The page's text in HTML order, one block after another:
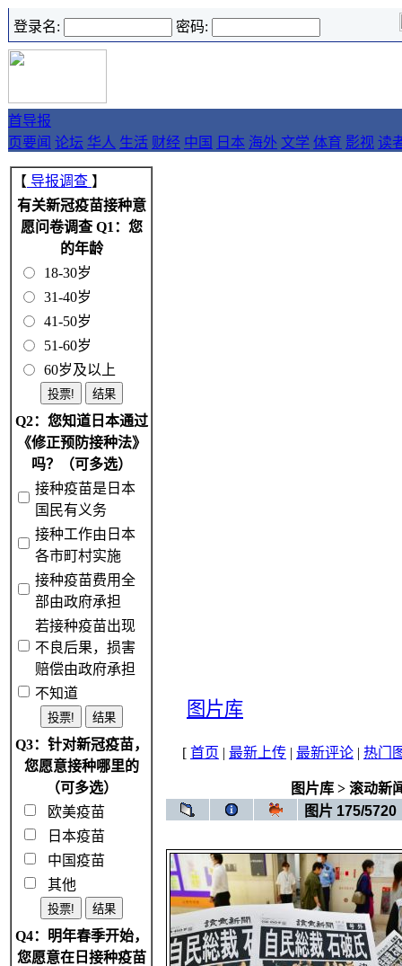
登录名: 密码:
首
页
导报
要闻 论坛 华人 生活 财经 中国 日本 海外 文学 体育 影视 读
【 导报调查 】
有关新冠疫苗接种意
愿问卷调查 Q1：您
的年龄
18-30岁
31-40岁
41-50岁
51-60岁
60岁及以上
Q2：您知道日本通过
《修正预防接种法》
吗？（可多选）
接种疫苗是日本
国民有义务
接种工作由日本
各市町村实施
接种疫苗费用全
部由政府承担
若接种疫苗出现
不良后果，损害
赔偿由政府承担
不知道
Q3：针对新冠疫苗，
您愿意接种哪里的
（可多选）
欧美疫苗
日本疫苗
中国疫苗
其他
Q4：明年春季开始，
您愿意在日接种疫苗
图片库
[ 首页 | 最新上传 | 最新评论 | 热门
图片库> 滚动新
图片 175/5720